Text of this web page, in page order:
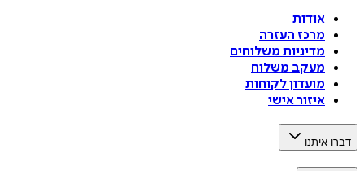
אודות
מרכז העזרה
מדיניות משלוחים
מעקב משלוח
מועדון לקוחות
איזור אישי
דברו איתנו